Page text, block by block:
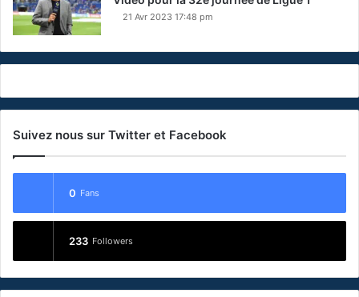
21 Avr 2023 17:48 pm
Suivez nous sur Twitter et Facebook
0 Fans
233 Followers